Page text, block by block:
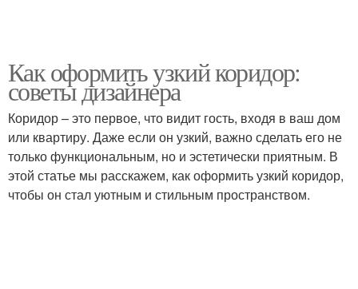
Как оформить узкий коридор:
советы дизайнера
Коридор – это первое, что видит гость, входя в ваш дом
или квартиру. Даже если он узкий, важно сделать его не
только функциональным, но и эстетически приятным. В
этой статье мы расскажем, как оформить узкий коридор,
чтобы он стал уютным и стильным пространством.